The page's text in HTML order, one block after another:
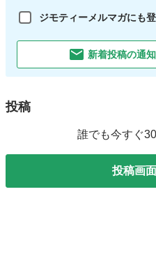
ジモティーメルマガにも
新着投稿の通
投稿
誰でも今すぐ
投稿画